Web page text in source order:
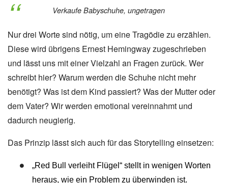
Verkaufe Babyschuhe, ungetragen
Nur drei Worte sind nötig, um eine Tragödie zu erzählen.
Diese wird übrigens Ernest Hemingway zugeschrieben
und lässt uns mit einer Vielzahl an Fragen zurück. Wer
schreibt hier? Warum werden die Schuhe nicht mehr
benötigt? Was ist dem Kind passiert? Was der Mutter oder
dem Vater? Wir werden emotional vereinnahmt und
dadurch neugierig.
Das Prinzip lässt sich auch für das Storytelling einsetzen:
„Red Bull verleiht Flügel“ stellt in wenigen Worten
heraus, wie ein Problem zu überwinden ist.